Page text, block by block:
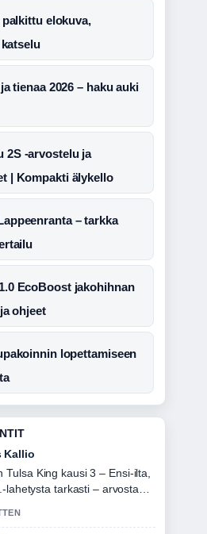
elokuva,
tienaa 2026 – haku auki
2S -arvostelu ja
| Kompakti älykello
– tarkka
EcoBoost jakohihnan
ohjeet
lopettamiseen
Kallio
Tulsa King kausi 3 – Ensi-ilta,
lahetysta tarkasti – arvostan